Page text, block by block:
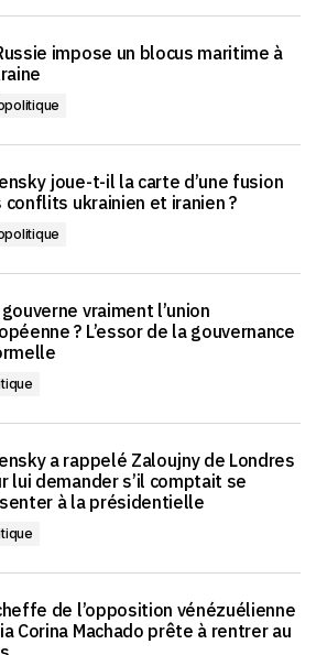
impose un blocus maritime à
joue-t-il la carte d’une fusion
conflits ukrainien et iranien ?
gouverne vraiment l’union
? L’essor de la gouvernance
a rappelé Zaloujny de Londres
lui demander s’il comptait se
à la présidentielle
de l’opposition vénézuélienne
Corina Machado prête à rentrer au